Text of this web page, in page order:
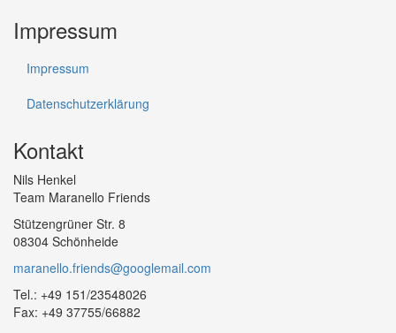
Impressum
Impressum
Datenschutzerklärung
Kontakt
Nils Henkel
Team Maranello Friends
Stützengrüner Str. 8
08304 Schönheide
maranello.friends@googlemail.com
Tel.: +49 151/23548026
Fax: +49 37755/66882